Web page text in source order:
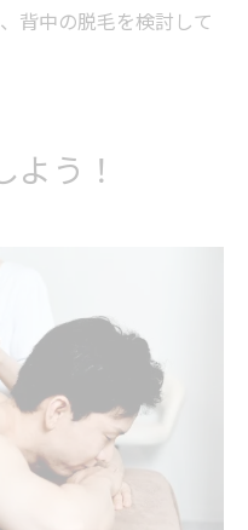
背中の脱毛を検討して
う！